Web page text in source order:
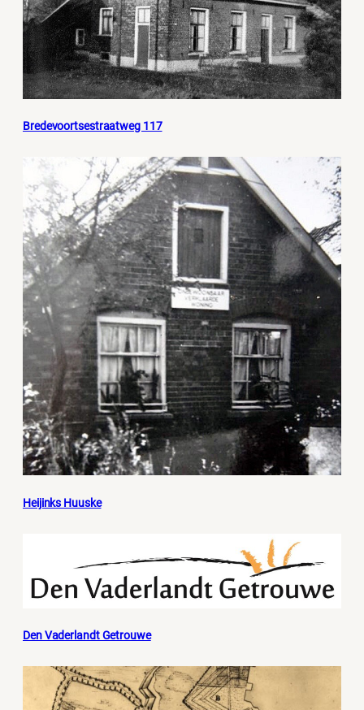
Bredevoortsestraatweg 117
Heijinks Huuske
Den Vaderlandt Getrouwe